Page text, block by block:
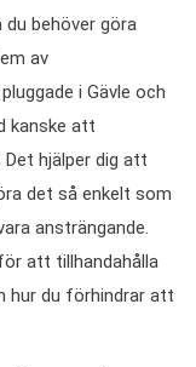
behöver göra
av
i Gävle och
kanske att
hjälper dig att
det så enkelt som
ansträngande.
att tillhandahålla
hur du förhindrar att